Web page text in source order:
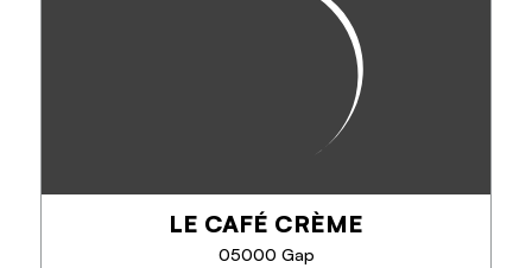
Maître artisan, le chef de ce restaurant au design
tendance, propose une cuisine raffinée, gourmande
et spécialités du terroir. Situé au cœur du village, à
TÉLÉPHONE
LE CAFÉ CRÈME
05000 Gap